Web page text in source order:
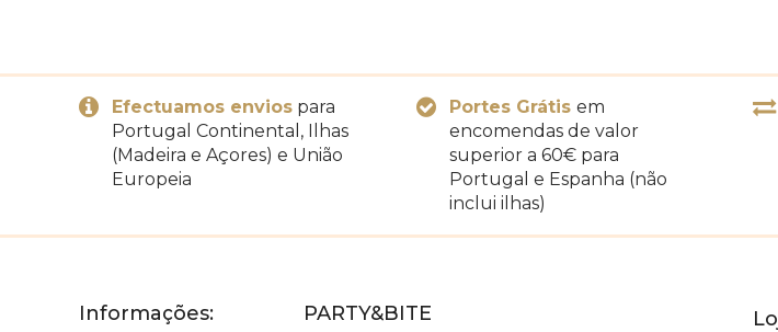
Efectuamos envios para
Portugal Continental, Ilhas
(Madeira e Açores) e União
Europeia
Portes Grátis em
encomendas de valor
superior a 60€ para
Portugal e Espanha (não
inclui ilhas)
Informações: PARTY&BITE